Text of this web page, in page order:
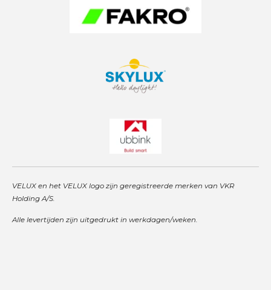
VELUX en het VELUX logo zijn geregistreerde merken van VKR
Holding A/S.
Alle levertijden zijn uitgedrukt in werkdagen/weken.